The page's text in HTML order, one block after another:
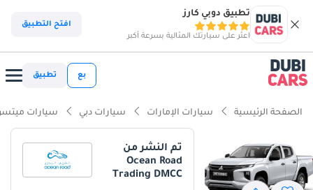
تطبيق دوبي كارز
اعثر على سيارتك المثالية بسرعة أكبر
افتح التطبيق
بع تطبيق
الصفحة الرئيسية سيارات الإمارات سيارات دبي سيارات
تم النشر من
Ocean Road
Trading DMCC
ذكاء دوبي كارز
ذكاء دوبيكارز
مصمم خصيصًا للطرق الوعرة
أقل معدل استهلاك في فئته